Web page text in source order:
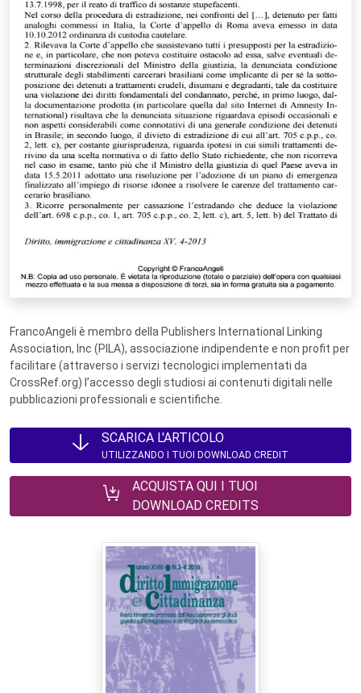
FrancoAngeli è membro della Publishers International Linking
Association, Inc (PILA), associazione indipendente e non profit per
facilitare (attraverso i servizi tecnologici implementati da
CrossRef.org) l’accesso degli studiosi ai contenuti digitali nelle
pubblicazioni professionali e scientifiche.
SCARICA L'ARTICOLO
UTILIZZANDO I TUOI DOWNLOAD CREDIT
ACQUISTA QUI I TUOI
DOWNLOAD CREDITS